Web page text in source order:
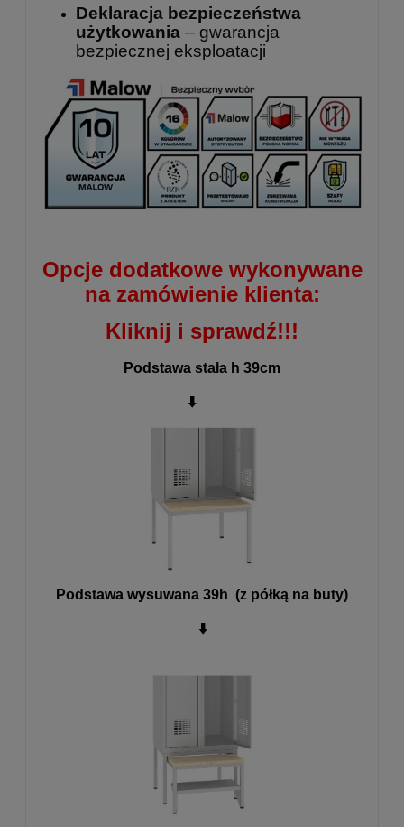
Deklaracja bezpieczeństwa
użytkowania – gwarancja
bezpiecznej eksploatacji
Opcje dodatkowe wykonywane
na zamówienie klienta:
Kliknij i sprawdź!!!
Podstawa stała h 39cm
⬇️
Podstawa wysuwana 39h (z półką na buty)
⬇️